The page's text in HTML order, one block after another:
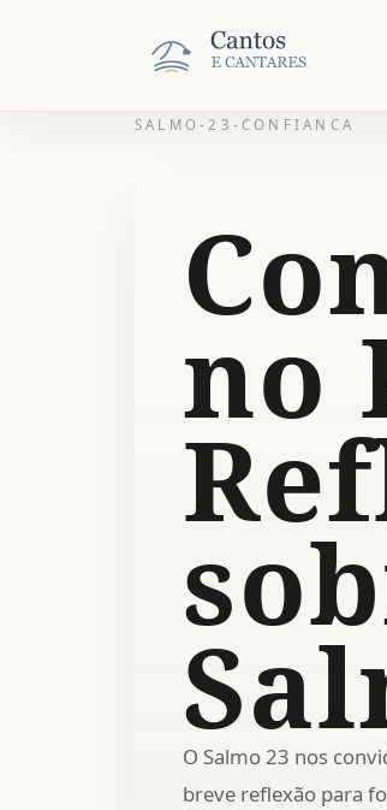
SALMO-23-CONFIANCA
no
O Salmo 23 nos
breve reflexão para